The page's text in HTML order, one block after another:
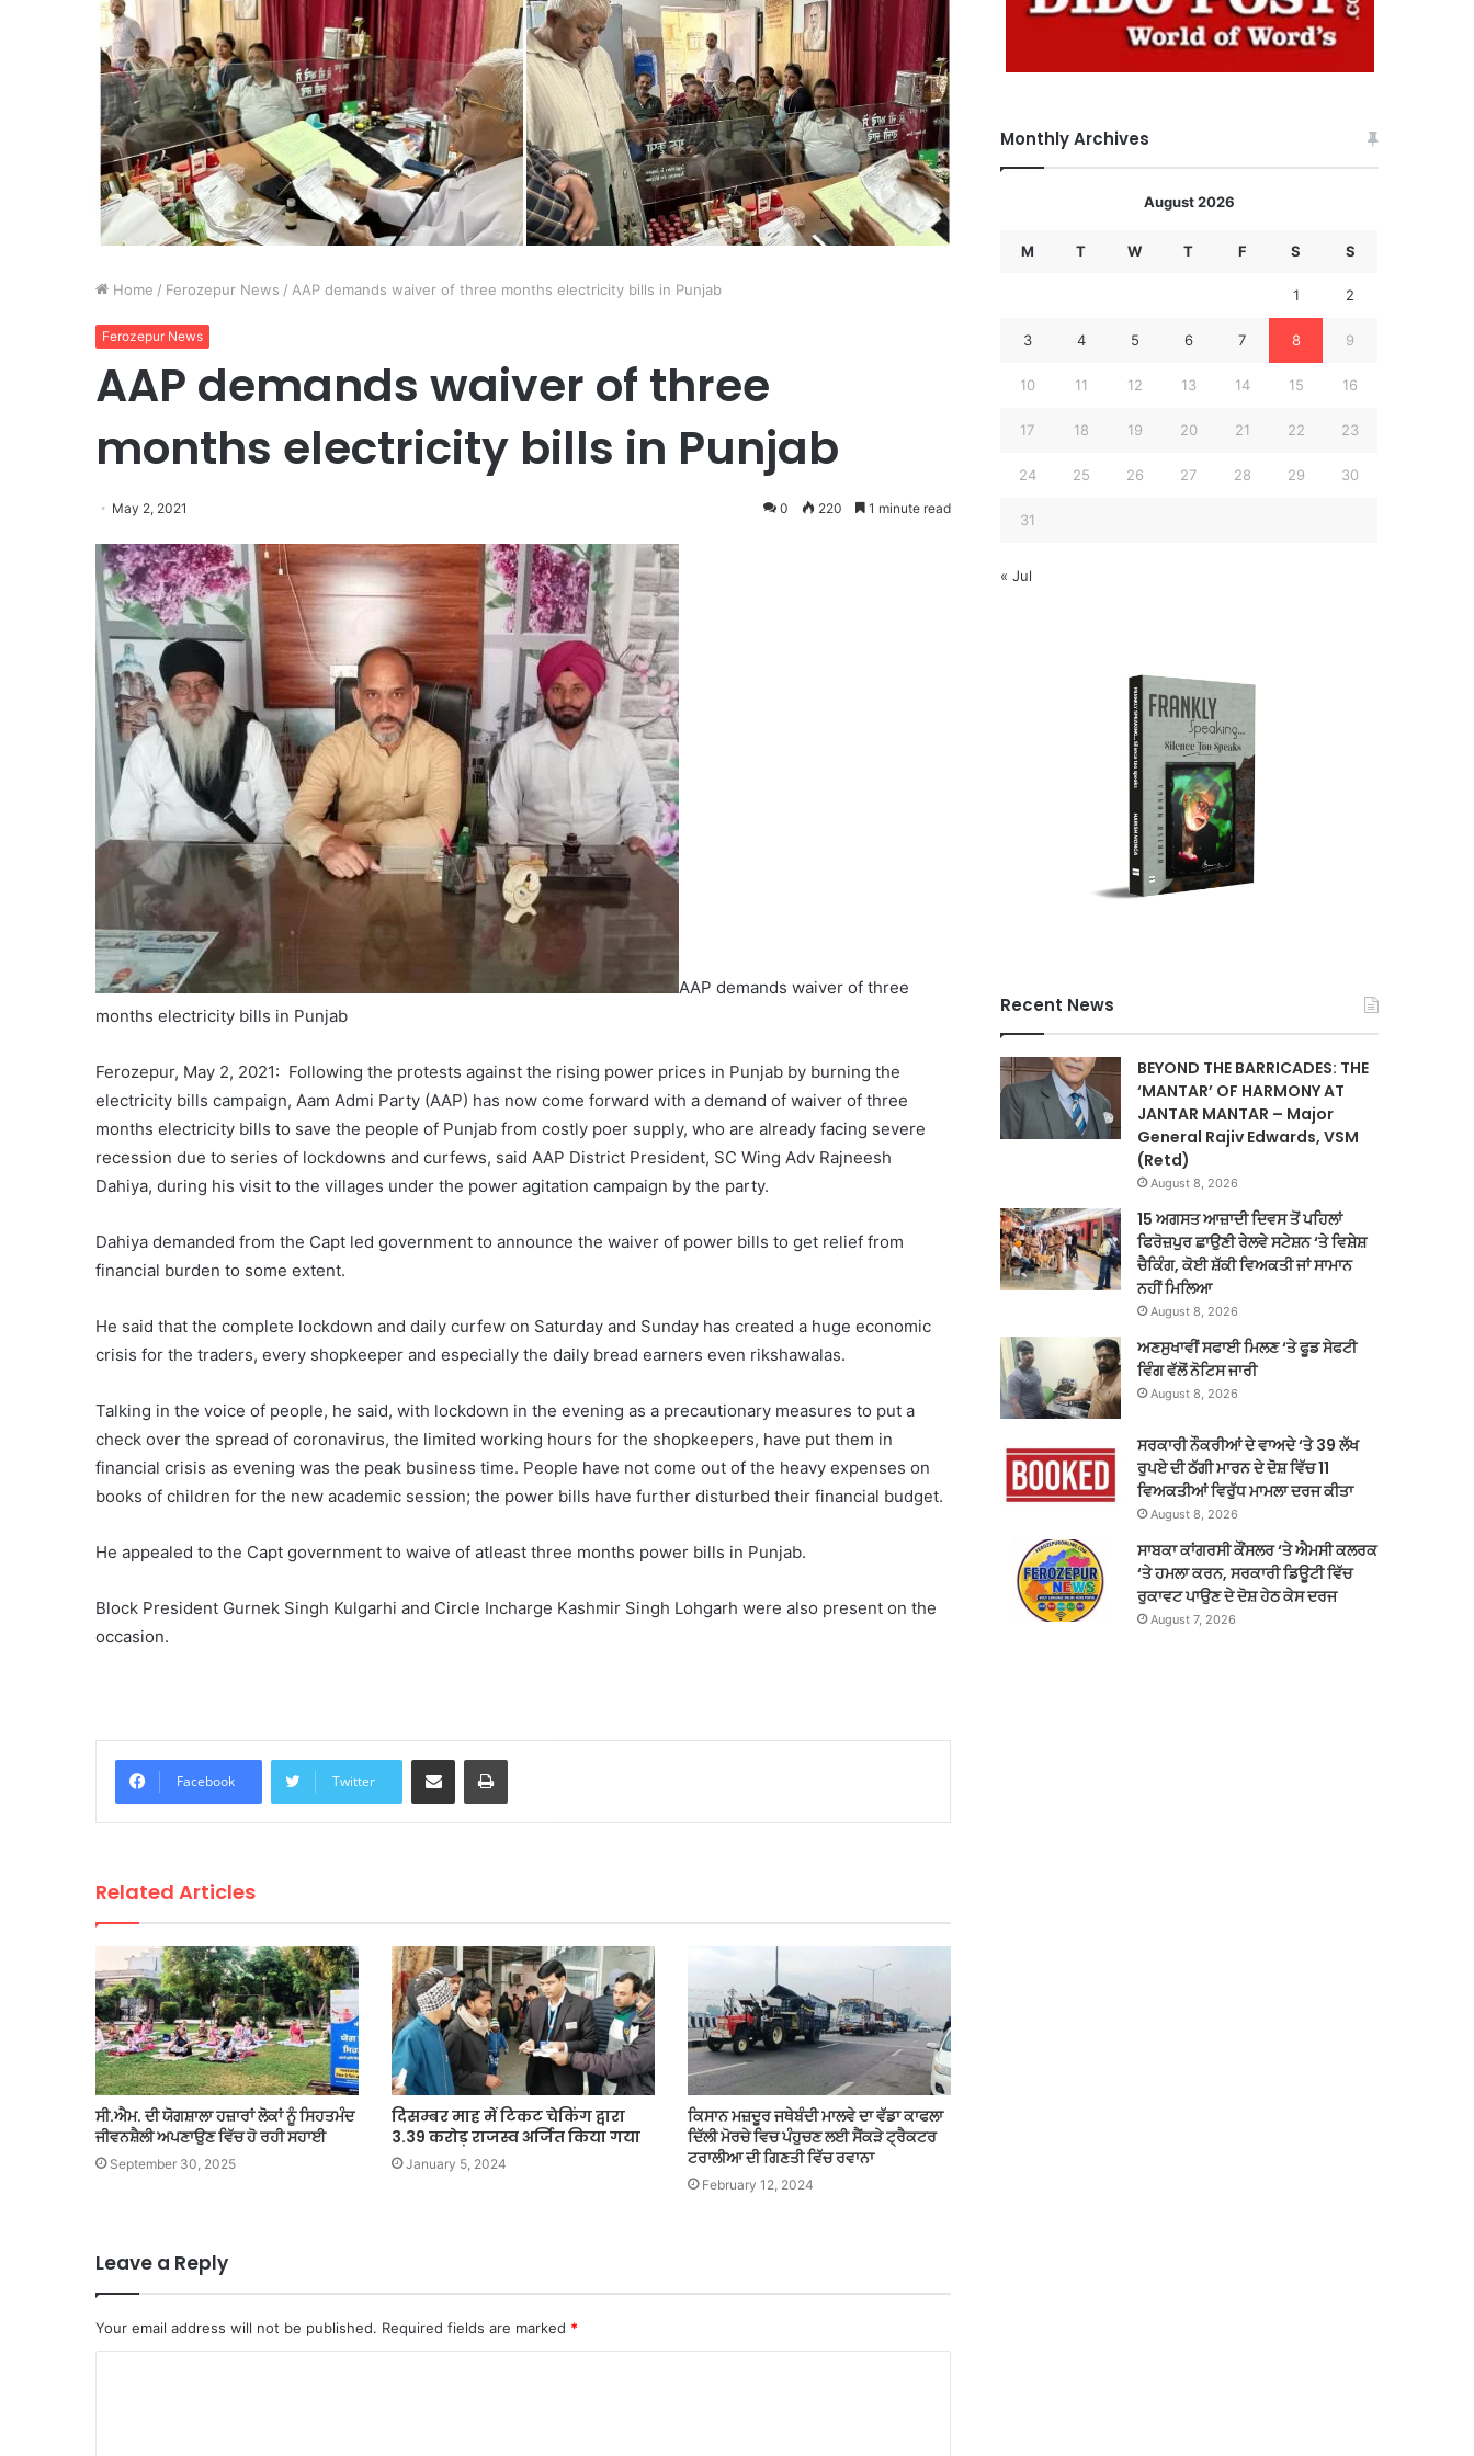
Home / Ferozepur News / AAP demands waiver of three months electricity bills in Punjab
Ferozepur News
AAP demands waiver of three
months electricity bills in Punjab
May 2, 2021 0 220 1 minute read
AAP demands waiver of three
months electricity bills in Punjab
Ferozepur, May 2, 2021: Following the protests against the rising power prices in Punjab by burning the
electricity bills campaign, Aam Admi Party (AAP) has now come forward with a demand of waiver of three
months electricity bills to save the people of Punjab from costly poer supply, who are already facing severe
recession due to series of lockdowns and curfews, said AAP District President, SC Wing Adv Rajneesh
Dahiya, during his visit to the villages under the power agitation campaign by the party.
Dahiya demanded from the Capt led government to announce the waiver of power bills to get relief from
financial burden to some extent.
He said that the complete lockdown and daily curfew on Saturday and Sunday has created a huge economic
crisis for the traders, every shopkeeper and especially the daily bread earners even rikshawalas.
Talking in the voice of people, he said, with lockdown in the evening as a precautionary measures to put a
check over the spread of coronavirus, the limited working hours for the shopkeepers, have put them in
financial crisis as evening was the peak business time. People have not come out of the heavy expenses on
books of children for the new academic session; the power bills have further disturbed their financial budget.
He appealed to the Capt government to waive of atleast three months power bills in Punjab.
Block President Gurnek Singh Kulgarhi and Circle Incharge Kashmir Singh Lohgarh were also present on the
occasion.
Facebook Twitter
Share via Email Print
Related Articles
ਸੀ.ਐਮ. ਦੀ ਯੋਗਸ਼ਾਲਾ ਹਜ਼ਾਰਾਂ ਲੋਕਾਂ ਨੂੰ ਸਿਹਤਮੰਦ
ਜੀਵਨਸ਼ੈਲੀ ਅਪਣਾਉਣ ਵਿੱਚ ਹੋ ਰਹੀ ਸਹਾਈ
September 30, 2025
दिसम्बर माह में टिकट चेकिंग द्वारा
3.39 करोड़ राजस्व अर्जित किया गया
January 5, 2024
ਕਿਸਾਨ ਮਜ਼ਦੂਰ ਜਥੇਬੰਦੀ ਮਾਲਵੇ ਦਾ ਵੱਡਾ ਕਾਫਲਾ
ਦਿੱਲੀ ਮੋਰਚੇ ਵਿਚ ਪੰਹੁਚਣ ਲਈ ਸੈਂਕੜੇ ਟ੍ਰੈਕਟਰ
ਟਰਾਲੀਆ ਦੀ ਗਿਣਤੀ ਵਿੱਚ ਰਵਾਨਾ
February 12, 2024
Leave a Reply
Your email address will not be published. Required fields are marked *
Monthly Archives
August 2026
M T W T F S S
1 2
3 4 5 6 7 8 9
10 11 12 13 14 15 16
17 18 19 20 21 22 23
24 25 26 27 28 29 30
31
« Jul
Recent News
BEYOND THE BARRICADES: THE
‘MANTAR’ OF HARMONY AT
JANTAR MANTAR – Major
General Rajiv Edwards, VSM
(Retd)
August 8, 2026
15 ਅਗਸਤ ਆਜ਼ਾਦੀ ਦਿਵਸ ਤੋਂ ਪਹਿਲਾਂ
ਫਿਰੋਜ਼ਪੁਰ ਛਾਉਣੀ ਰੇਲਵੇ ਸਟੇਸ਼ਨ ‘ਤੇ ਵਿਸ਼ੇਸ਼
ਚੈਕਿੰਗ, ਕੋਈ ਸ਼ੱਕੀ ਵਿਅਕਤੀ ਜਾਂ ਸਾਮਾਨ
ਨਹੀਂ ਮਿਲਿਆ
August 8, 2026
ਅਣਸੁਖਾਵੀਂ ਸਫਾਈ ਮਿਲਣ ‘ਤੇ ਫੂਡ ਸੇਫਟੀ
ਵਿੰਗ ਵੱਲੋਂ ਨੋਟਿਸ ਜਾਰੀ
August 8, 2026
ਸਰਕਾਰੀ ਨੌਕਰੀਆਂ ਦੇ ਵਾਅਦੇ ‘ਤੇ 39 ਲੱਖ
ਰੁਪਏ ਦੀ ਠੱਗੀ ਮਾਰਨ ਦੇ ਦੋਸ਼ ਵਿੱਚ 11
ਵਿਅਕਤੀਆਂ ਵਿਰੁੱਧ ਮਾਮਲਾ ਦਰਜ ਕੀਤਾ
August 8, 2026
ਸਾਬਕਾ ਕਾਂਗਰਸੀ ਕੌਂਸਲਰ ‘ਤੇ ਐਮਸੀ ਕਲਰਕ
‘ਤੇ ਹਮਲਾ ਕਰਨ, ਸਰਕਾਰੀ ਡਿਊਟੀ ਵਿੱਚ
ਰੁਕਾਵਟ ਪਾਉਣ ਦੇ ਦੋਸ਼ ਹੇਠ ਕੇਸ ਦਰਜ
August 7, 2026